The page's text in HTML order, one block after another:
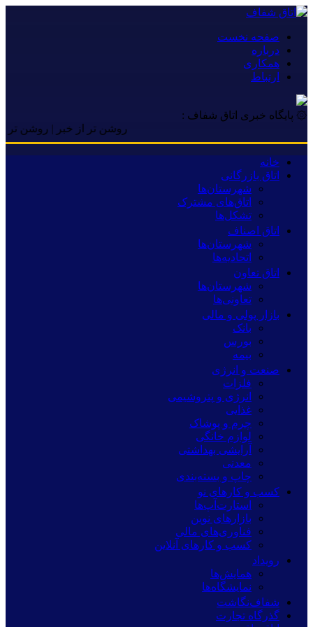
صفحه نخست
درباره
همکاری
ارتباط
۞ پایگاه خبری اتاق شفاف :
روشن تر از خبر | روشن تر از
خانه
اتاق بازرگانی
شهرستان‌ها
اتاق‌های مشترک
تشکل‌ها
اتاق اصناف
شهرستان‌ها
اتحادیه‌ها
اتاق تعاون
شهرستان‌ها
تعاونی‌ها
بازار پولی و مالی
بانک
بورس
بیمه
صنعت و انرژی
فلزات
انرژی و پتروشیمی
غذایی
چرم و پوشاک
لوازم خانگی
آرایشی بهداشتی
معدنی
چاپ و بسته‌بندی
کسب و کارهای نو
استارت‌آپ‌ها
بازارهای نوین
فناوری‌های مالی
کسب و کارهای آنلاین
رویداد
همایش‌ها
نمایشگاه‌ها
شفاف‌نگاشت
گذرگاه تجارت